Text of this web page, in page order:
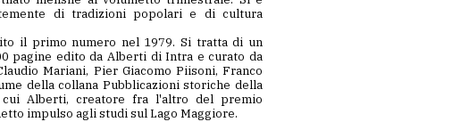
di tradizioni popolari e di cultura
il primo numero nel 1979. Si tratta di un
pagine edito da Alberti di Intra e curato da
Mariani, Pier Giacomo Piisoni, Franco
della collana Pubblicazioni storiche della
cui Alberti, creatore fra l'altro del premio
impulso agli studi sul Lago Maggiore.